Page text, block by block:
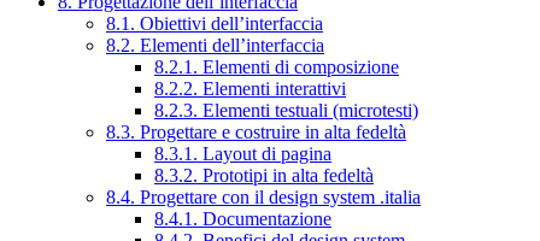
8.1. Obiettivi dell’interfaccia
8.2. Elementi dell’interfaccia
8.2.1. Elementi di composizione
8.2.2. Elementi interattivi
8.2.3. Elementi testuali (microtesti)
8.3. Progettare e costruire in alta fedeltà
8.3.1. Layout di pagina
8.3.2. Prototipi in alta fedeltà
8.4. Progettare con il design system .italia
8.4.1. Documentazione